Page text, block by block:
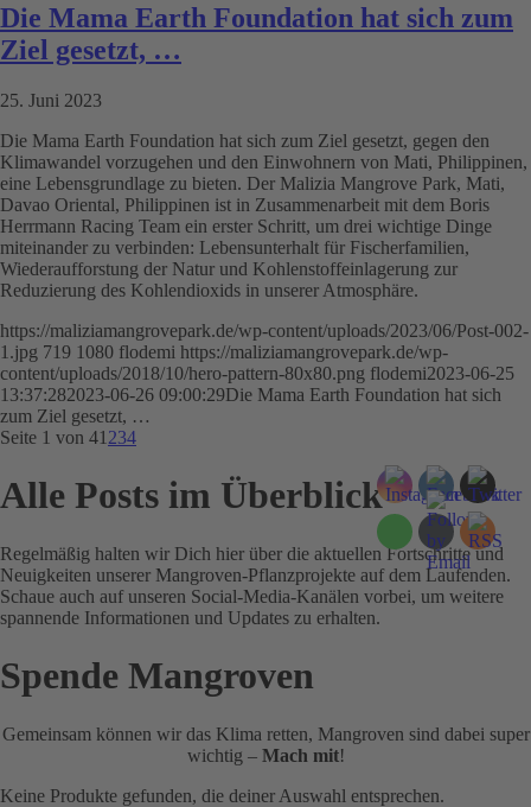
Die Mama Earth Foundation hat sich zum
Ziel gesetzt, …
25. Juni 2023
Die Mama Earth Foundation hat sich zum Ziel gesetzt, gegen den
Klimawandel vorzugehen und den Einwohnern von Mati, Philippinen,
eine Lebensgrundlage zu bieten. Der Malizia Mangrove Park, Mati,
Davao Oriental, Philippinen ist in Zusammenarbeit mit dem Boris
Herrmann Racing Team ein erster Schritt, um drei wichtige Dinge
miteinander zu verbinden: Lebensunterhalt für Fischerfamilien,
Wiederaufforstung der Natur und Kohlenstoffeinlagerung zur
Reduzierung des Kohlendioxids in unserer Atmosphäre.
https://maliziamangrovepark.de/wp-content/uploads/2023/06/Post-002-
1.jpg 719 1080 flodemi https://maliziamangrovepark.de/wp-
content/uploads/2018/10/hero-pattern-80x80.png flodemi2023-06-25
13:37:282023-06-26 09:00:29Die Mama Earth Foundation hat sich
zum Ziel gesetzt, …
Seite 1 von 41 234
Alle Posts im Überblick
Regelmäßig halten wir Dich hier über die aktuellen Fortschritte und
Neuigkeiten unserer Mangroven-Pflanzprojekte auf dem Laufenden.
Schaue auch auf unseren Social-Media-Kanälen vorbei, um weitere
spannende Informationen und Updates zu erhalten.
Spende Mangroven
Gemeinsam können wir das Klima retten, Mangroven sind dabei super
wichtig – Mach mit!
Keine Produkte gefunden, die deiner Auswahl entsprechen.